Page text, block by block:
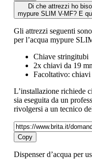
Di che attrezzi ho
mypure SLIM V-MF? E
Gli attrezzi seguenti
per l’acqua mypure
Chiave stringitubi
2x chiavi da 19
Facoltativo:
L’installazione richiede
sia eseguita da un
rivolgersi a un tecnico
Copy
Dispenser d’acqua per